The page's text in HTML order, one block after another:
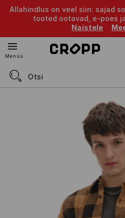
Allahindlus on veel siin: sajad
tooted ootavad, e-poes
Naistele
Menüü